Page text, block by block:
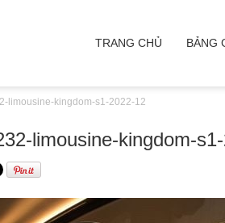
TRANG CHỦ BẢNG
limousine-kingdom-s1-2022-12
limousine-kingdom-